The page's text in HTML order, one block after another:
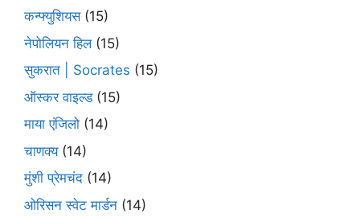
कन्फ्युशियस(15)
नेपोलियन हिल(15)
सुकरात | Socrates (15)
ऑस्कर वाइल्ड(15)
माया एंजिलो (14)
चाणक्य(14)
मुंशी प्रेमचंद (14)
ओरिसन स्‍वेट मार्डन (14)